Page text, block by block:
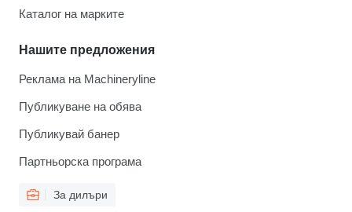
Каталог на марките
Нашите предложения
Реклама на Machineryline
Публикуване на обява
Публикувай банер
Партньорска програма
За дилъри